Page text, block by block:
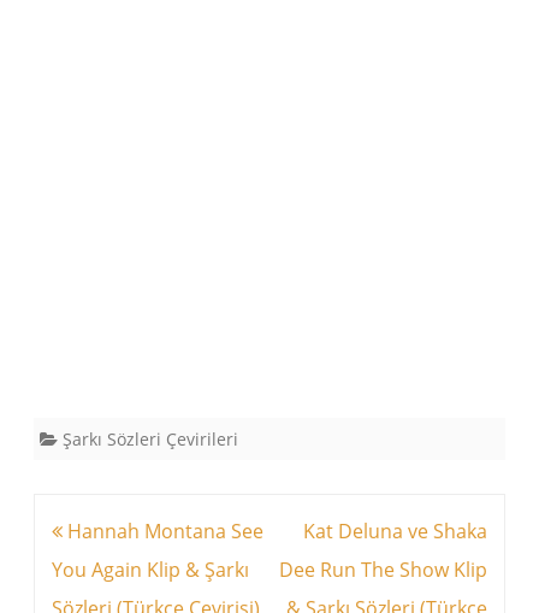
Şarkı Sözleri Çevirileri
Yazı
dolaşımı
Hannah Montana See
You Again Klip & Şarkı
Kat Deluna ve Shaka
Dee Run The Show Klip